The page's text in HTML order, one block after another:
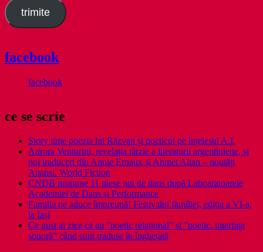
trimite
facebook
facebook
ce se scrie
Story time poezia lui Răzvan și poeticul pe înțelesul A.I.
Aurora Venturini, revelația târzie a literaturii argentiniene, și
noi traduceri din Annie Ernaux și Ahmet Altan – noutăți
Anansi. World Fiction
CNDB propune 11 piese noi de dans după Laboaratoarele
Academiei de Dans și Performance
Familia ne aduce împreună! Festivalul familiei, ediția a VI-a,
la Iași
Ce gust ai zice că au ”poetic relațional” și ”poetic. interfața
sonoră” când sunt traduse în înghețată